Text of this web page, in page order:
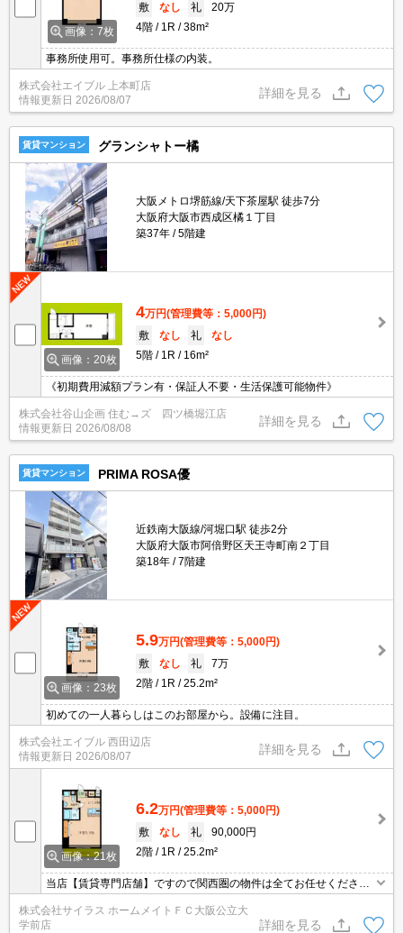
画像：7枚
敷
なし 礼
20万
4階
1R 38m²
事務所使用可。事務所仕様の内装。
株式会社エイブル 上本町店
情報更新日 2026/08/07
詳細を見る
賃貸マンション グランシャトー橘
大阪メトロ堺筋線/天下茶屋駅 徒歩7分
大阪府大阪市西成区橘１丁目
築37年
5階建
画像：20枚
4万円(管理費等：5,000円)
敷
なし 礼
なし
5階
1R 16m²
《初期費用減額プラン有・保証人不要・生活保護可能物件》
株式会社谷山企画 住む→ズ 四ツ橋堀江店
情報更新日 2026/08/08
詳細を見る
賃貸マンション PRIMA ROSA優
近鉄南大阪線/河堀口駅 徒歩2分
大阪府大阪市阿倍野区天王寺町南２丁目
築18年
7階建
画像：23枚
5.9万円(管理費等：5,000円)
敷
なし 礼
7万
2階
1R 25.2m²
初めての一人暮らしはこのお部屋から。設備に注目。
株式会社エイブル 西田辺店
情報更新日 2026/08/07
詳細を見る
画像：21枚
6.2万円(管理費等：5,000円)
敷
なし 礼
90,000円
2階
1R 25.2m²
当店【賃貸専門店舗】ですので関西圏の物件は全てお任せくださ
い！どこにある物件でも当店までお気軽にお問い合わせくださいま
せ♪初期費用がご心配な方はクレジット決済が可能ですので安心して
お部屋探し頂けます。
株式会社サイラス ホームメイトＦＣ大阪公立大
学前店
詳細を見る